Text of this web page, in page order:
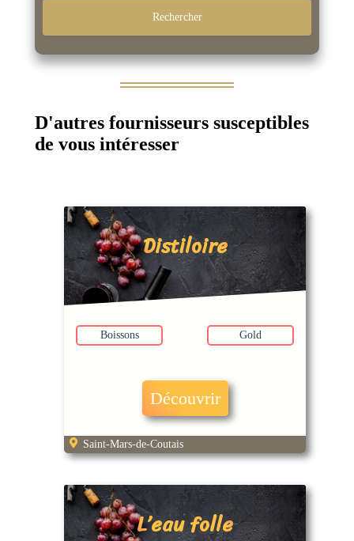
D'autres fournisseurs susceptibles
de vous intéresser
Distiloire
Boissons Gold
Découvrir
Saint-Mars-de-Coutais
L’eau folle